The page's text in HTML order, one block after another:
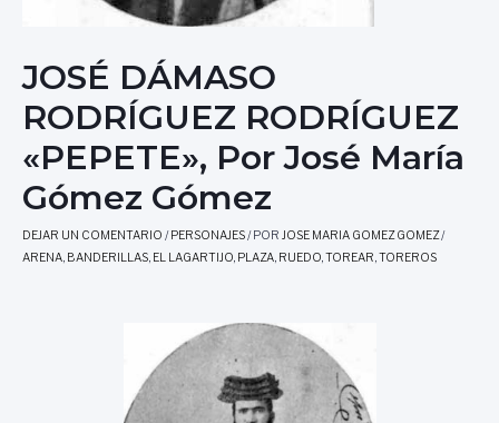
JOSÉ DÁMASO
RODRÍGUEZ RODRÍGUEZ
«PEPETE», Por José María
Gómez Gómez
DEJAR UN COMENTARIO /PERSONAJES/ POR JOSE MARIA GOMEZ GOMEZ/
ARENA BANDERILLAS EL LAGARTIJO PLAZA RUEDO TOREAR TOREROS